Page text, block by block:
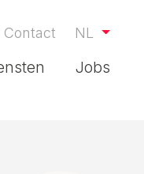
Contact NL
Jobs